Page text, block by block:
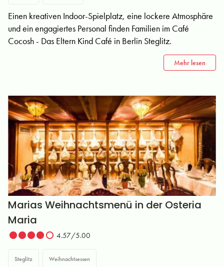
Einen kreativen Indoor-Spielplatz, eine lockere Atmosphäre
und ein engagiertes Personal finden Familien im Café
Cocosh - Das Eltern Kind Café in Berlin Steglitz.
Mehr lesen
Marias Weihnachtsmenü in der Osteria
Maria
4.57/5.00
Steglitz Weihnachtsessen